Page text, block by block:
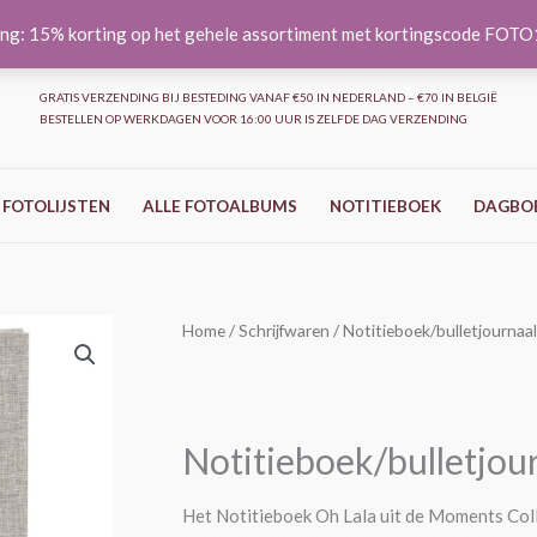
15% korting op het gehele assortiment met kortingscode
GRATIS VERZENDING BIJ BESTEDING VANAF €50 IN NEDERLAND – €70 IN BELGIË
BESTELLEN OP WERKDAGEN VOOR 16:00 UUR IS ZELFDE DAG VERZENDING
ALLE FOTOALBUMS NOTITIEBOEK
Home/Schrijfwaren / Notitieboek/bulletjournaal
Notitieboek/
Het Notitieboek Oh Lala uit de Moments
Notitieboek/bulletjournaal
lala